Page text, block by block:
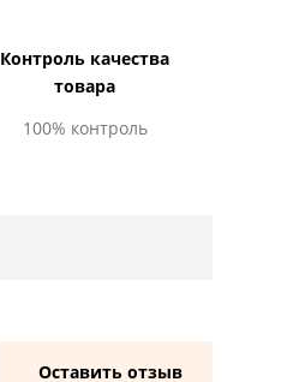
Контроль качества
товара
100% контроль
Оставить отзыв